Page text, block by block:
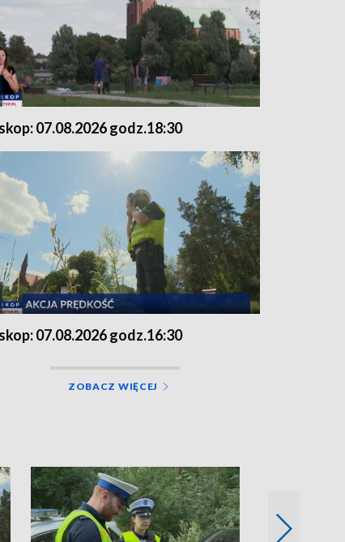
07.08.2026 godz.18:30
07.08.2026 godz.16:30
ZOBACZ WIĘCEJ